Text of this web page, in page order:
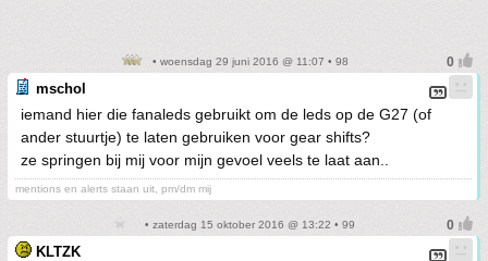
• woensdag 29 juni 2016 @ 11:07 • 98
mschol
iemand hier die fanaleds gebruikt om de leds op de G27 (of
ander stuurtje) te laten gebruiken voor gear shifts?
ze springen bij mij voor mijn gevoel veels te laat aan..
mentions en alerts staan uit, pm/dm mij
• zaterdag 15 oktober 2016 @ 13:22 • 99
KLTZK